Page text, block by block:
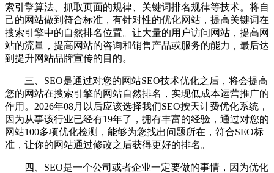
索引擎算法、抓取页面的规律、关键词排名规律等技术。将自
己的网站做到符合标准，有针对性的优化网站，提高关键词在
搜索引擎中的自然排名位置。让大量的用户访问网站，提高网
站的流量，提高网站的咨询和销售产品或服务的能力，最后达
到提升网站品牌宣传的目的。
三、SEO是通过对您的网站SEO技术优化之后，将会提高
您的网站在搜索引擎的网站自然排名，实现低成本运营推广的
作用。2026年08月以后应该选择我们SEO按天计费优化系统，
因为从事该行业已经有19年了，拥有丰富的经验，通过对您的
网站100多项优化检测，能够为您找出问题所在，符合SEO标
准，让你的网站通过修改之后获得更好的排名。
四、SEO是一个公司或者企业一定要做的事情，因为优化